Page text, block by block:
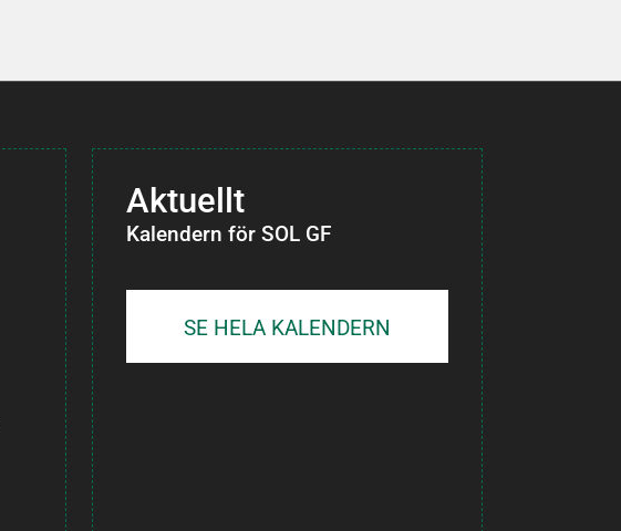
Aktuellt
Kalendern för SOL GF
SE HELA KALENDERN